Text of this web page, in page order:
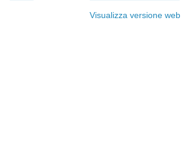
Visualizza versione web